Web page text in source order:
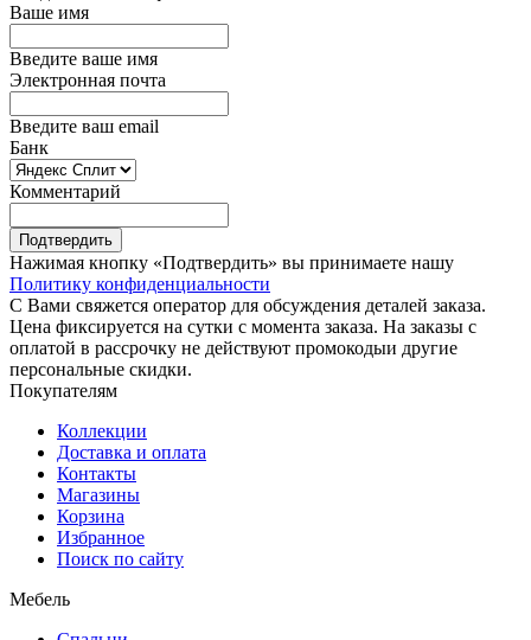
Ваше имя
Введите ваше имя
Электронная почта
Введите ваш email
Банк
Комментарий
Подтвердить
Нажимая кнопку «Подтвердить» вы принимаете нашу
Политику конфиденциальности
С Вами свяжется оператор для обсуждения деталей заказа.
Цена фиксируется на сутки с момента заказа. На заказы с
оплатой в рассрочку не действуют промокодыи другие
персональные скидки.
Покупателям
Коллекции
Доставка и оплата
Контакты
Магазины
Корзина
Избранное
Поиск по сайту
Мебель